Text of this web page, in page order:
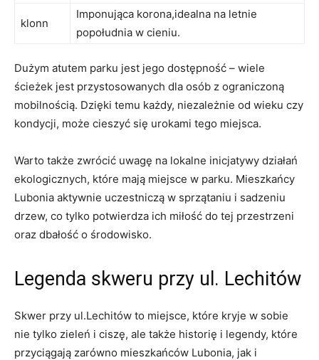
klonn
Imponująca korona,idealna ​na letnie
popołudnia w cieniu.
Dużym atutem parku jest jego⁤ dostępność – ​wiele‌
ścieżek‌ jest przystosowanych dla osób z ograniczoną
mobilnością. Dzięki temu‍ każdy, niezależnie ‌od wieku czy
kondycji, może ⁤cieszyć się urokami tego miejsca.
Warto także zwrócić ‍uwagę⁢ na lokalne inicjatywy działań
ekologicznych, które mają miejsce w parku. Mieszkańcy
Lubonia aktywnie uczestniczą w sprzątaniu i sadzeniu
drzew, co tylko potwierdza ich ⁤miłość do ⁤tej przestrzeni
oraz ⁣dbałość o środowisko.
Legenda skweru przy ul. Lechitów
Skwer przy ul.Lechitów to miejsce, które kryje w sobie⁢
nie tylko zieleń i ciszę, ale ​także historię i legendy, które
przyciągają zarówno mieszkańców Lubonia, ⁣jak i